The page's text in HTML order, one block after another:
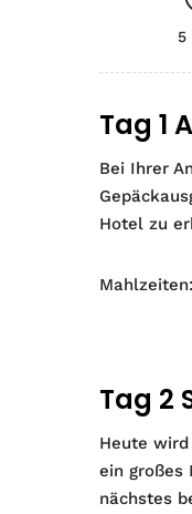
5
Tag 1
Bei Ihrer
Hotel zu
Tag 2
Heute
ein großes
nächstes